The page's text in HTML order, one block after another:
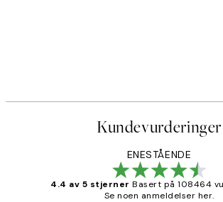
Kundevurderinger
ENESTÅENDE
4.4 av 5 stjerner Basert på 108464
Se noen anmeldelser her.